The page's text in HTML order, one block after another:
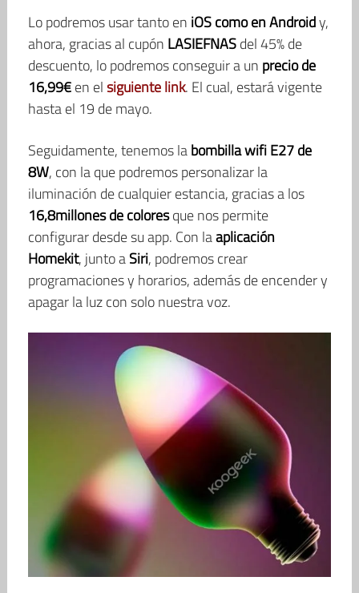
Lo podremos usar tanto en iOS como en Androidy,
ahora, gracias al cupón LASIEFNASdel 45% de
descuento, lo podremos conseguir a un precio de
16,99€en elsiguiente link. El cual, estará vigente
hasta el 19 de mayo.
Seguidamente, tenemos labombilla wifi E27 de
8W, con la que podremos personalizar la
iluminación de cualquier estancia, gracias a los
16,8millones de coloresque nos permite
configurar desde su app. Con laaplicación
Homekit, junto aSiri, podremos crear
programaciones y horarios, además de encender y
apagar la luz con solo nuestra voz.